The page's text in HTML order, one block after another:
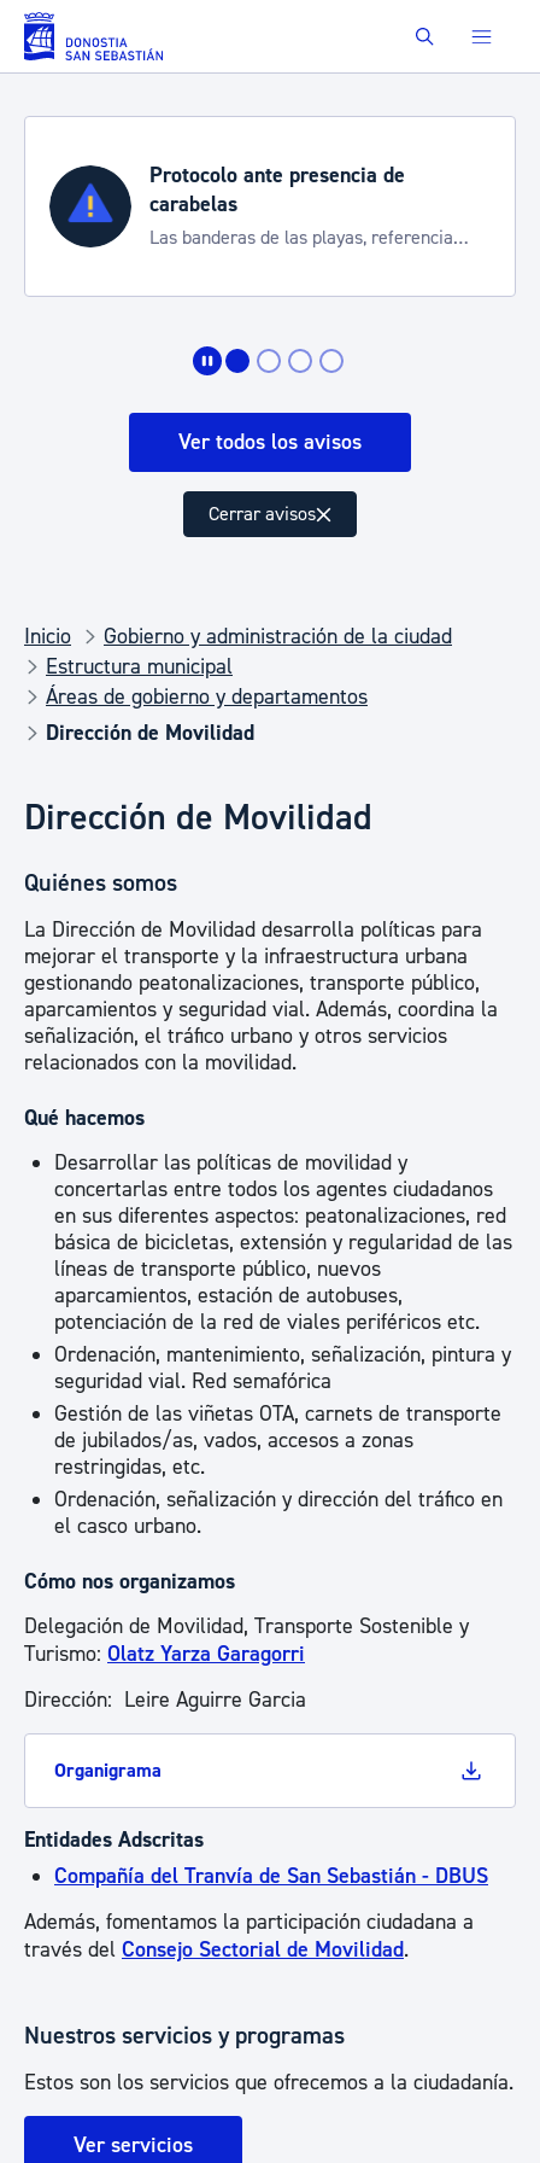
Saltar al contenido principal Buscar
Protocolo ante presencia de
carabelas
Las banderas de las playas, referencia
Ver todos los avisos
Cerrar avisos
Inicio
Gobierno y administración de la ciudad
Estructura municipal
Áreas de gobierno y departamentos
Dirección de Movilidad
Dirección de Movilidad
Quiénes somos
La Dirección de Movilidad desarrolla políticas para
mejorar el transporte y la infraestructura urbana
gestionando peatonalizaciones, transporte público,
aparcamientos y seguridad vial. Además, coordina la
señalización, el tráfico urbano y otros servicios
relacionados con la movilidad.
Qué hacemos
Desarrollar las políticas de movilidad y
concertarlas entre todos los agentes ciudadanos
en sus diferentes aspectos: peatonalizaciones, red
básica de bicicletas, extensión y regularidad de las
líneas de transporte público, nuevos
aparcamientos, estación de autobuses,
potenciación de la red de viales periféricos etc.
Ordenación, mantenimiento, señalización, pintura y
seguridad vial. Red semafórica
Gestión de las viñetas OTA, carnets de transporte
de jubilados/as, vados, accesos a zonas
restringidas, etc.
Ordenación, señalización y dirección del tráfico en
el casco urbano.
Cómo nos organizamos
Delegación de Movilidad, Transporte Sostenible y
Turismo: Olatz Yarza Garagorri
Dirección: Leire Aguirre Garcia
Organigrama
Entidades Adscritas
Compañía del Tranvía de San Sebastián - DBUS
Además, fomentamos la participación ciudadana a
través del Consejo Sectorial de Movilidad.
Nuestros servicios y programas
Estos son los servicios que ofrecemos a la ciudadanía.
Ver servicios